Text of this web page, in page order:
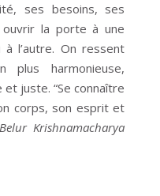
ses besoins, ses
la porte à une
l’autre. On ressent
harmonieuse,
juste. “Se connaître
corps, son esprit et
Belur Krishnamacharya